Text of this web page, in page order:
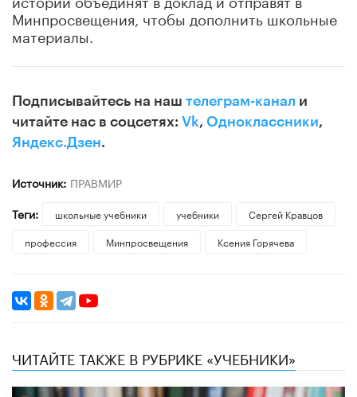
Минпросвещения, чтобы дополнить школьные
материалы.
Подписывайтесь на наш телеграм-канал и
читайте нас в соцсетях: Vk, Одноклассники,
Яндекс.Дзен.
Источник: ПРАВМИР
Теги:
школьные учебники учебники
Сергей Кравцов
профессия
Минпросвещения Ксения Горячева
ЧИТАЙТЕ ТАКЖЕ В РУБРИКЕ «УЧЕБНИКИ»